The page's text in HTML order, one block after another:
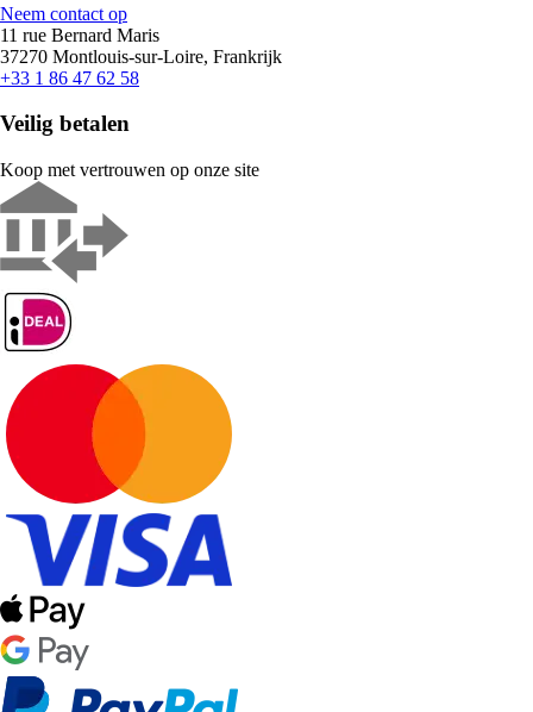
Neem contact op
11 rue Bernard Maris
37270 Montlouis-sur-Loire, Frankrijk
+33 1 86 47 62 58
Veilig betalen
Koop met vertrouwen op onze site